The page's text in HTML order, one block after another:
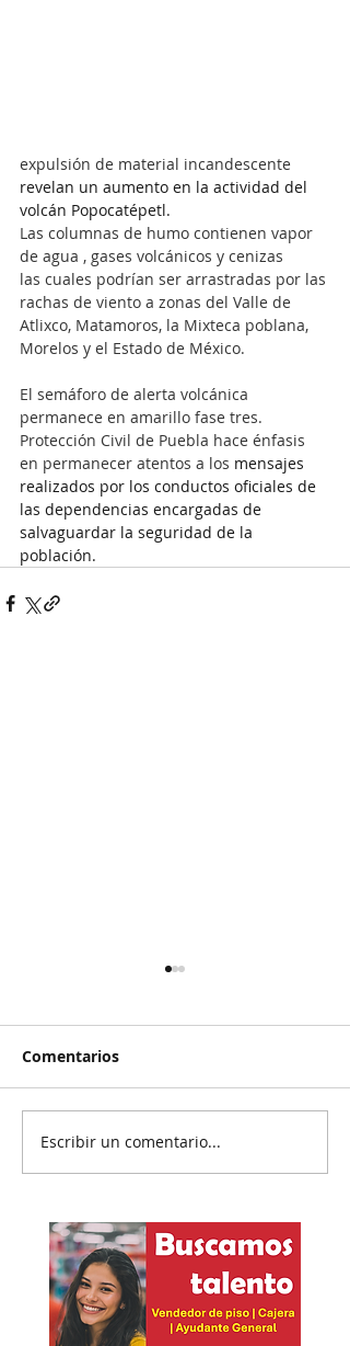
expulsión de material incandescente
revelan un aumento en la actividad del
volcán Popocatépetl.
Las columnas de humo contienen vapor
de agua , gases volcánicos y cenizas
las cuales podrían ser arrastradas por las
rachas de viento a zonas del Valle de
Atlixco, Matamoros, la Mixteca poblana,
Morelos y el Estado de México.
El semáforo de alerta volcánica
permanece en amarillo fase tres.
Protección Civil de Puebla hace énfasis
en permanecer atentos a los mensajes
realizados por los conductos oficiales de
las dependencias encargadas de
salvaguardar la seguridad de la
población.
Reanudan
parcialmente
aguacate
Comentarios
Escribir un comentario...